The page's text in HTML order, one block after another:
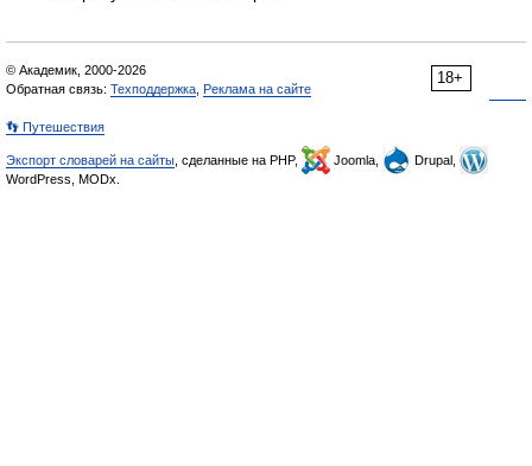
18+
© Академик, 2000-2026
Обратная связь: Техподдержка Реклама на сайте
👣 Путешествия
Экспорт словарей на сайты , сделанные на PHP, Joomla,
Drupal,
WordPress, MODx.